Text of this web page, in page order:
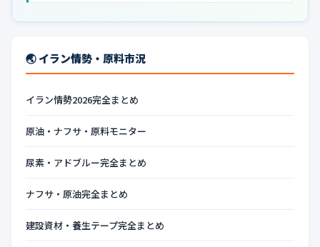
🌏 イラン情勢・原料市況
イラン情勢2026完全まとめ
原油・ナフサ・原料モニター
尿素・アドブルー完全まとめ
ナフサ・原油完全まとめ
建設資材・養生テープ完全まとめ